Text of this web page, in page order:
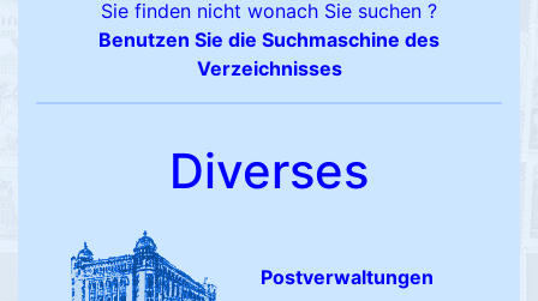
Sie finden nicht wonach Sie suchen ?
Benutzen Sie die Suchmaschine des
Verzeichnisses
Diverses
Postverwaltungen